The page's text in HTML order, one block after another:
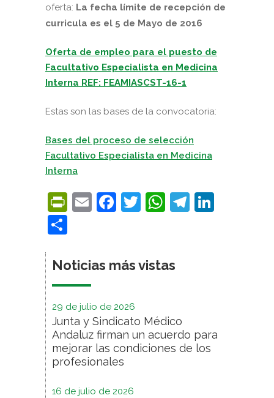
oferta: La fecha límite de recepción de
curricula es el 5 de Mayo de 2016
Oferta de empleo para el puesto de
Facultativo Especialista en Medicina
Interna REF: FEAMIASCST-16-1
Estas son las bases de la convocatoria:
Bases del proceso de selección
Facultativo Especialista en Medicina
Interna
PrintFriendly
EmailFacebook
Twitter
WhatsApp
Noticias más vistas
29 de julio de 2026
Junta y Sindicato Médico
Andaluz firman un acuerdo para
mejorar las condiciones de los
profesionales
16 de julio de 2026